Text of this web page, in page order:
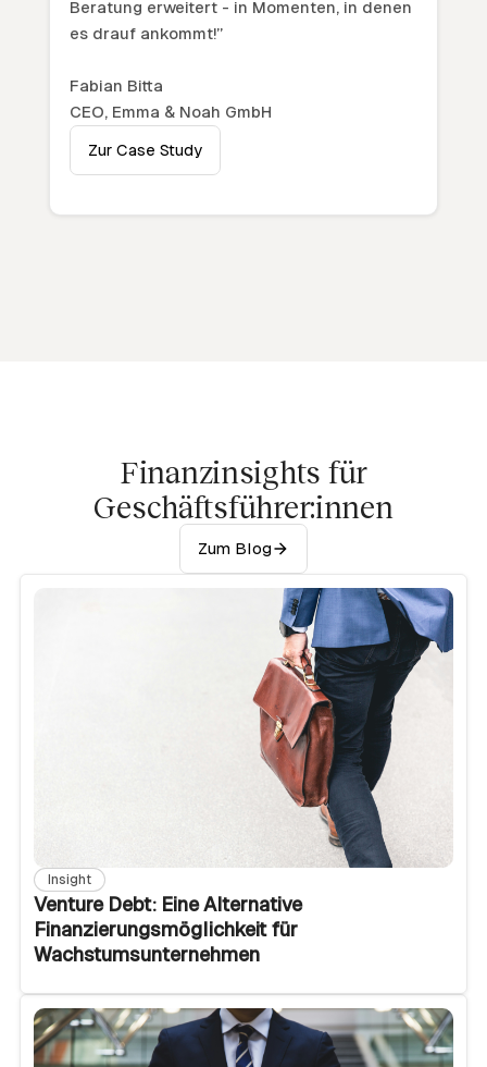
Beratung erweitert - in Momenten, in denen
es drauf ankommt!”
Fabian Bitta
CEO, Emma & Noah GmbH
Zur Case Study
Finanzinsights für
Geschäftsführer:innen
Zum Blog
Insight
Venture Debt: Eine Alternative
Finanzierungsmöglichkeit für
Wachstumsunternehmen